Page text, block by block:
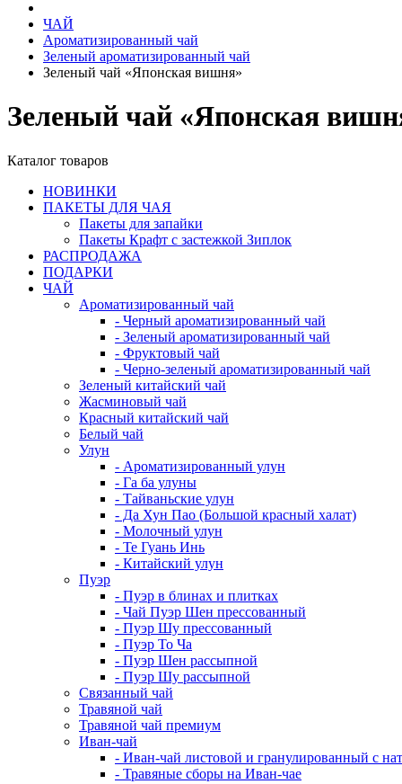
ЧАЙ
Ароматизированный чай
Зеленый ароматизированный чай
Зеленый чай «Японская вишня»
Зеленый чай «Японская
Каталог товаров
НОВИНКИ
ПАКЕТЫ ДЛЯ ЧАЯ
Пакеты для запайки
Пакеты Крафт с застежкой Зиплок
РАСПРОДАЖА
ПОДАРКИ
ЧАЙ
Ароматизированный чай
- Черный ароматизированный чай
- Зеленый ароматизированный чай
- Фруктовый чай
- Черно-зеленый ароматизированный чай
Зеленый китайский чай
Жасминовый чай
Красный китайский чай
Белый чай
Улун
- Ароматизированный улун
- Га ба улуны
- Тайваньские улун
- Да Хун Пао (Большой красный халат)
- Молочный улун
- Те Гуань Инь
- Китайский улун
Пуэр
- Пуэр в блинах и плитках
- Чай Пуэр Шен прессованный
- Пуэр Шу прессованный
- Пуэр То Ча
- Пуэр Шен рассыпной
- Пуэр Шу рассыпной
Связанный чай
Травяной чай
Травяной чай премиум
Иван-чай
- Иван-чай листовой и гранулированный с
- Травяные сборы на Иван-чае